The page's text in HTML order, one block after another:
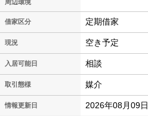
周辺環境
借家区分 定期借家
現況 空き予定
入居可能日 相談
取引態様 媒介
情報更新日 2026年08月09日